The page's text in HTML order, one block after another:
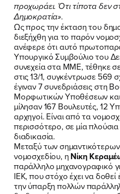
προχωράει. Ότι τίποτα δεν
Δημοκρατία».
Ως προς την έκταση του
διεξήχθη για το παρόν
ανέφερε ότι αυτό
Υπουργικό Συμβούλιο του
συνεχεία στα ΜΜΕ, τέθηκε
στις 13/1, συγκέντρωσε 569
έγιναν 7 συνεδριάσεις στη
Μορφωτικών Υποθέσεων και
μίλησαν 167 Βουλευτές, 12
αρχηγοί. Είναι από τα
περισσότερο, σε μία
διαδικασία.
Μεταξύ των
νομοσχεδίου, η Νίκη
παράλληλο μηχανογραφικό
ΙΕΚ, που στόχο έχει να
την ύπαρξη πολλών